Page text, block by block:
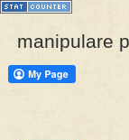
PRESA
Permise pentru
manipulare